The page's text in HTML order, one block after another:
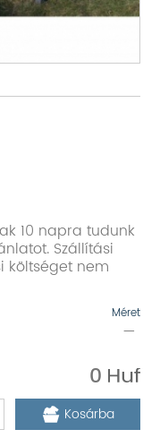
10 napra tudunk
Szállítási
költséget nem
Méret
—
0
Kosárba